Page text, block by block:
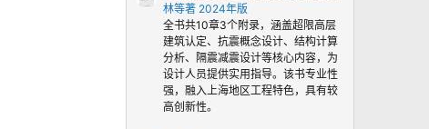
林等著 2024年版
全书共10章3个附录，涵盖超限高层
建筑认定、抗震概念设计、结构计算
分析、隔震减震设计等核心内容，为
设计人员提供实用指导。该书专业性
强，融入上海地区工程特色，具有较
高创新性。